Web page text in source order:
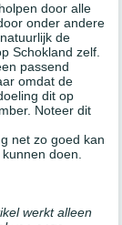
door alle
onder andere
de
Schokland zelf.
passend
omdat de
dit op
Noteer dit
net zo goed kan
doen.
werkt alleen